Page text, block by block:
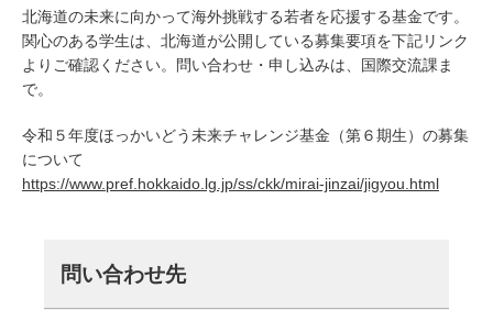
北海道の未来に向かって海外挑戦する若者を応援する基金です。
関心のある学生は、北海道が公開している募集要項を下記リンク
よりご確認ください。問い合わせ・申し込みは、国際交流課ま
で。
令和５年度ほっかいどう未来チャレンジ基金（第６期生）の募集
について
https://www.pref.hokkaido.lg.jp/ss/ckk/mirai-jinzai/jigyou.html
問い合わせ先